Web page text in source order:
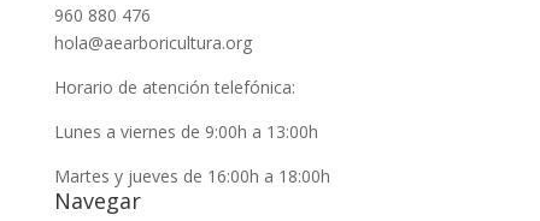
960 880 476
hola@aearboricultura.org
Horario de atención telefónica:
Lunes a viernes de 9:00h a 13:00h
Martes y jueves de 16:00h a 18:00h
Navegar